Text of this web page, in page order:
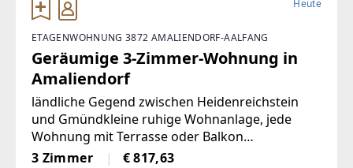
Heute
ETAGENWOHNUNG 3872 AMALIENDORF-AALFANG
Geräumige 3-Zimmer-Wohnung in
Amaliendorf
ländliche Gegend zwischen Heidenreichstein
und Gmündkleine ruhige Wohnanlage, jede
Wohnung mit Terrasse oder Balkon
ausgestattet
3 Zimmer € 817,63